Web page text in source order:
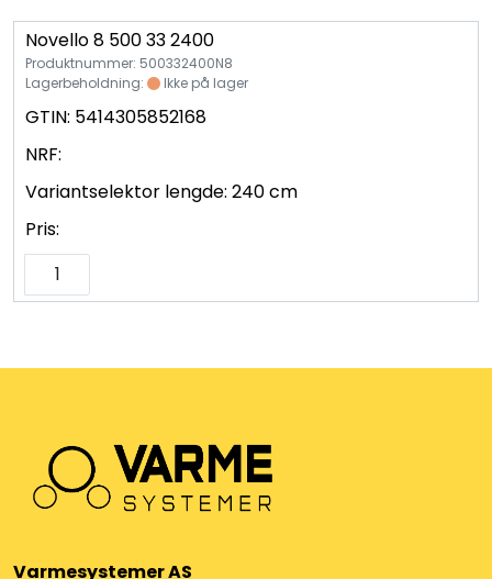
Novello 8 500 33 2400
Produktnummer: 500332400N8
Lagerbeholdning:
Ikke på lager
GTIN: 5414305852168
NRF:
Variantselektor lengde: 240 cm
Pris:
Varmesystemer AS